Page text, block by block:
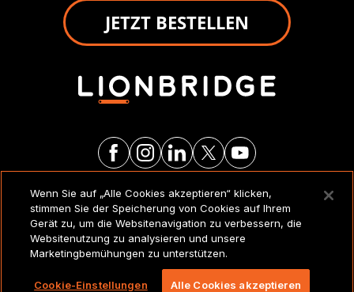
JETZT BESTELLEN
RECHTSVERMERKE UND
RICHTLINIEN
Copyright 2026 Lionbridge Technologies, LLC. Alle
Rechte vorbehalten.
Wenn Sie auf „Alle Cookies akzeptieren“ klicken,
stimmen Sie der Speicherung von Cookies auf Ihrem
Gerät zu, um die Websitenavigation zu verbessern, die
Websitenutzung zu analysieren und unsere
Marketingbemühungen zu unterstützen.
Cookie-Einstellungen Alle Cookies akzeptieren